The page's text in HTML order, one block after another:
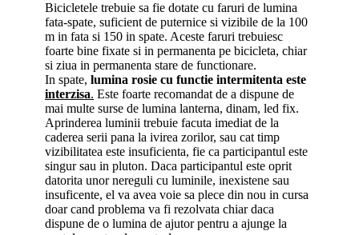
Bicicletele trebuie sa fie dotate cu faruri de lumina
fata-spate, suficient de puternice si vizibile de la 100
m in fata si 150 in spate. Aceste faruri trebuiesc
foarte bine fixate si in permanenta pe bicicleta, chiar
si ziua in permanenta stare de functionare.
In spate, lumina rosie cu functie intermitenta este
interzisa. Este foarte recomandat de a dispune de
mai multe surse de lumina lanterna, dinam, led fix.
Aprinderea luminii trebuie facuta imediat de la
caderea serii pana la ivirea zorilor, sau cat timp
vizibilitatea este insuficienta, fie ca participantul este
singur sau in pluton. Daca participantul este oprit
datorita unor nereguli cu luminile, inexistene sau
insuficente, el va avea voie sa plece din nou in cursa
doar cand problema va fi rezolvata chiar daca
dispune de o lumina de ajutor pentru a ajunge la